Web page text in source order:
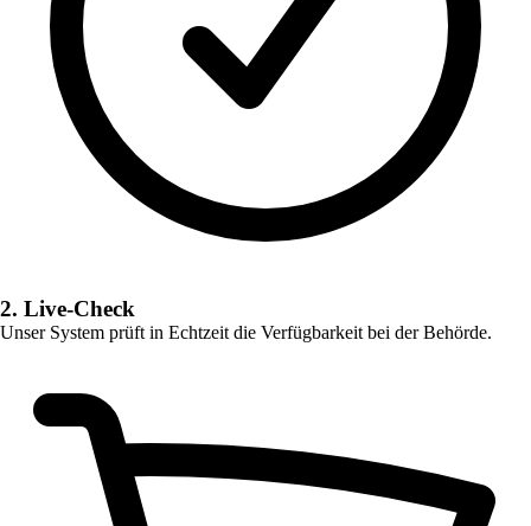
2. Live-Check
Unser System prüft in Echtzeit die Verfügbarkeit bei der Behörde.